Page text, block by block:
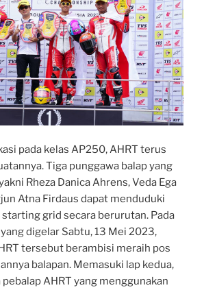
pada kelas AP250, AHRT terus
Tiga punggawa balap yang
Rheza Danica Ahrens, Veda Ega
Atna Firdaus dapat menduduki
grid secara berurutan. Pada
digelar Sabtu, 13 Mei 2023,
tersebut berambisi meraih pos
balapan. Memasuki lap kedua,
AHRT yang menggunakan